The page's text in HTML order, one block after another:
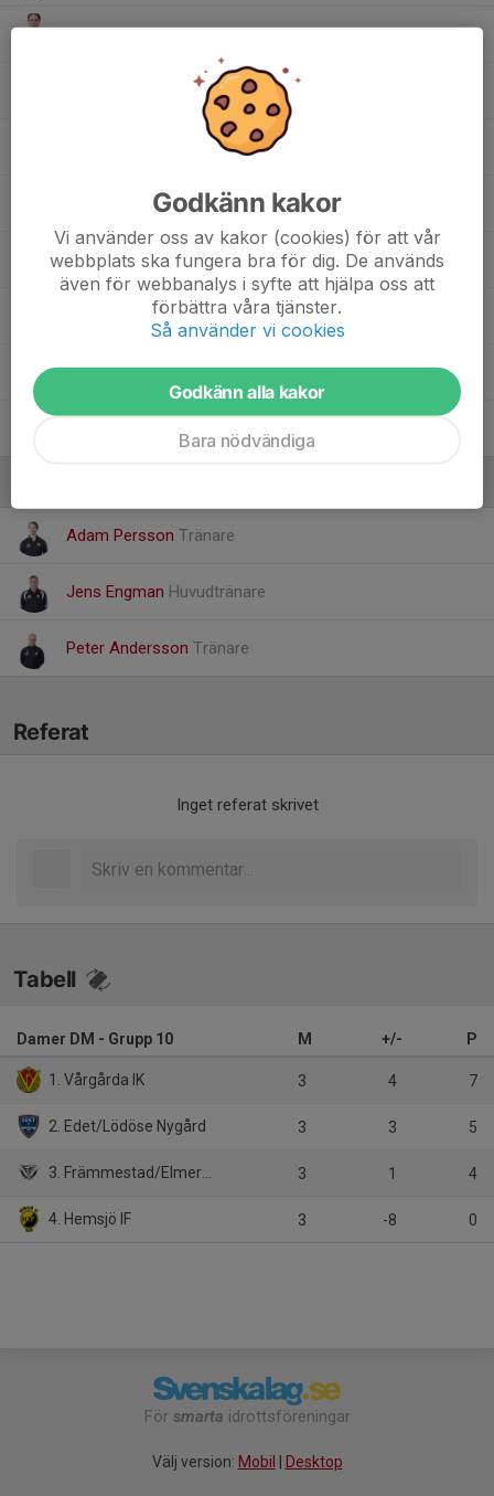
12. Sara Högemark, Preacademy flickor
13. Sofia Björklund
14. Michelle Thomsén
15. Alva Ljungström
20. Amanda Arnoldsson
21. Alva Sylven
23. Klara Lillevars
Adam Persson Tränare
Jens Engman Huvudtränare
Peter Andersson Tränare
Referat
Inget referat skrivet
Tabell
Damer DM - Grupp 10 M +/- P
1. Vårgårda IK 3 4 7
2. Edet/Lödöse Nygård 3 3 5
3. Främmestad/Elmer-Fåglum/Nossebro 3 1 4
4. Hemsjö IF 3 -8 0
För smarta idrottsföreningar
Välj version: Mobil Desktop
Godkänn kakor
Vi använder oss av kakor (cookies) för att vår
webbplats ska fungera bra för dig. De används
även för webbanalys i syfte att hjälpa oss att
förbättra våra tjänster.
Så använder vi cookies
Godkänn alla kakor
Bara nödvändiga